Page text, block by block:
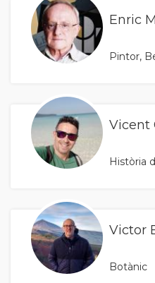
Enric
Pintor,
Vicent
Història
Victor
Botànic